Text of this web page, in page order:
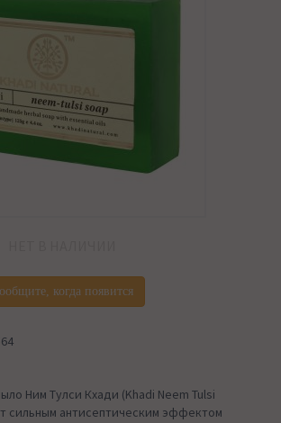
когда появится
Ним Тулси Кхади (Khadi Neem Tulsi
сильным антисептическим эффектом